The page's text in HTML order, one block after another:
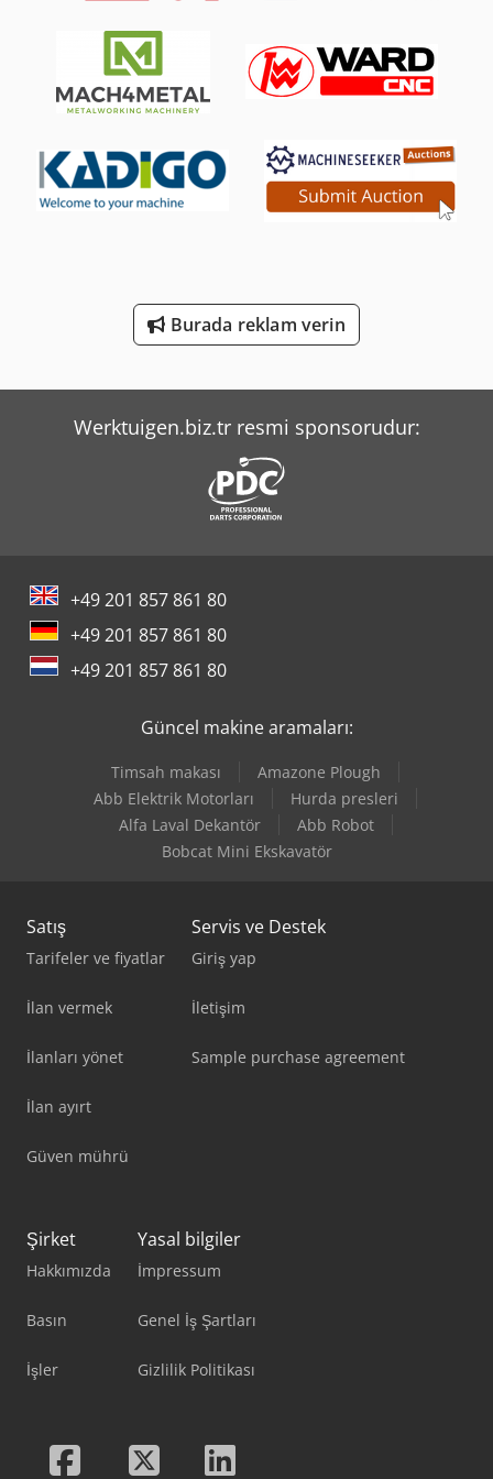
Mercedes-Benz V
Merlo R 50.21 S
Merlo Tf 42.7 Cs-145
Weinbrenner Tsv 16/4100
Burada reklam verin
Werktuigen.biz.tr resmi sponsorudur:
+49 201 857 861 80
+49 201 857 861 80
+49 201 857 861 80
Güncel makine aramaları:
Timsah makası
Amazone Plough
Abb Elektrik Motorları
Hurda presleri
Alfa Laval Dekantör
Abb Robot
Bobcat Mini Ekskavatör
Satış
Tarifeler ve fiyatlar
İlan vermek
İlanları yönet
İlan ayırt
Güven mührü
Servis ve Destek
Giriş yap
İletişim
Sample purchase agreement
Şirket
Hakkımızda
Basın
İşler
Yasal bilgiler
İmpressum
Genel İş Şartları
Gizlilik Politikası